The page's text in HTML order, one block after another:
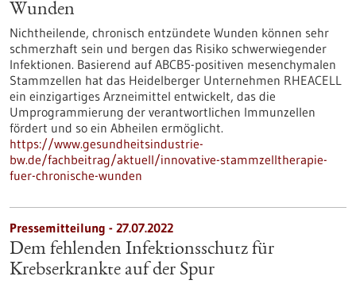
Wunden
Nichtheilende, chronisch entzündete Wunden können sehr
schmerzhaft sein und bergen das Risiko schwerwiegender
Infektionen. Basierend auf ABCB5-positiven mesenchymalen
Stammzellen hat das Heidelberger Unternehmen RHEACELL
ein einzigartiges Arzneimittel entwickelt, das die
Umprogrammierung der verantwortlichen Immunzellen
fördert und so ein Abheilen ermöglicht.
https://www.gesundheitsindustrie-
bw.de/fachbeitrag/aktuell/innovative-stammzelltherapie-
fuer-chronische-wunden
Pressemitteilung - 27.07.2022
Dem fehlenden Infektionsschutz für
Krebserkrankte auf der Spur